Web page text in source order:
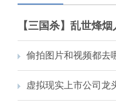
虚拟现实上市公司龙